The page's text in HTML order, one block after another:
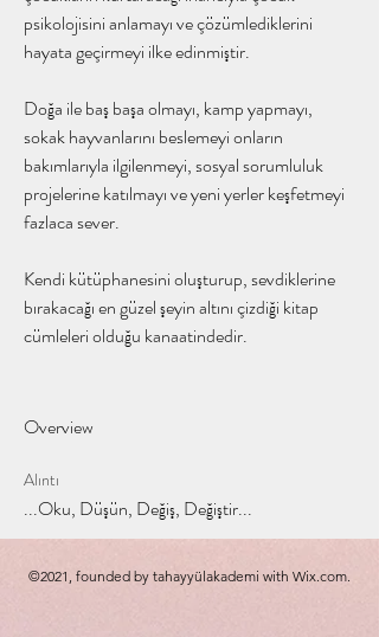
psikolojisini anlamayı ve çözümlediklerini
hayata geçirmeyi ilke edinmiştir.
Doğa ile baş başa olmayı, kamp yapmayı,
sokak hayvanlarını beslemeyi onların
bakımlarıyla ilgilenmeyi, sosyal sorumluluk
projelerine katılmayı ve yeni yerler keşfetmeyi
fazlaca sever.
Kendi kütüphanesini oluşturup, sevdiklerine
bırakacağı en güzel şeyin altını çizdiği kitap
cümleleri olduğu kanaatindedir.
Overview
Alıntı
...Oku, Düşün, Değiş, Değiştir...
©2021, founded by tahayyülakademi with Wix.com.